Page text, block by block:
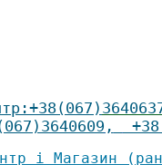
:+38(067)
,
і Магазин